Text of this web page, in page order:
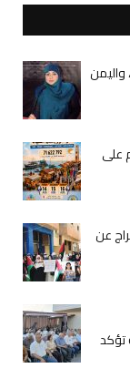
واليمن
على
عن
تؤكد